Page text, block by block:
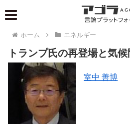
ホーム エネルギー
トランプ氏の再登場と気
室中 善博